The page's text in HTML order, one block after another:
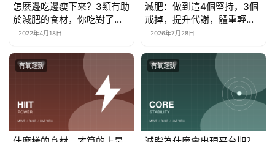
怎麼邊吃邊瘦下來？3類有助
於減肥的食材，你吃對了
嗎？
2022年4月18日
減肥：做到這4個堅持，3個
戒掉，提升代謝，體重輕鬆
掉20斤
2026年7月28日
有氧運動 有氧運動